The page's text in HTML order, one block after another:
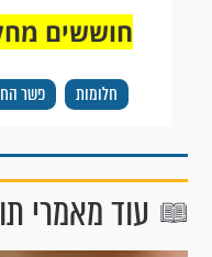
חלומות פשר
חוששים
עוד מאמרי